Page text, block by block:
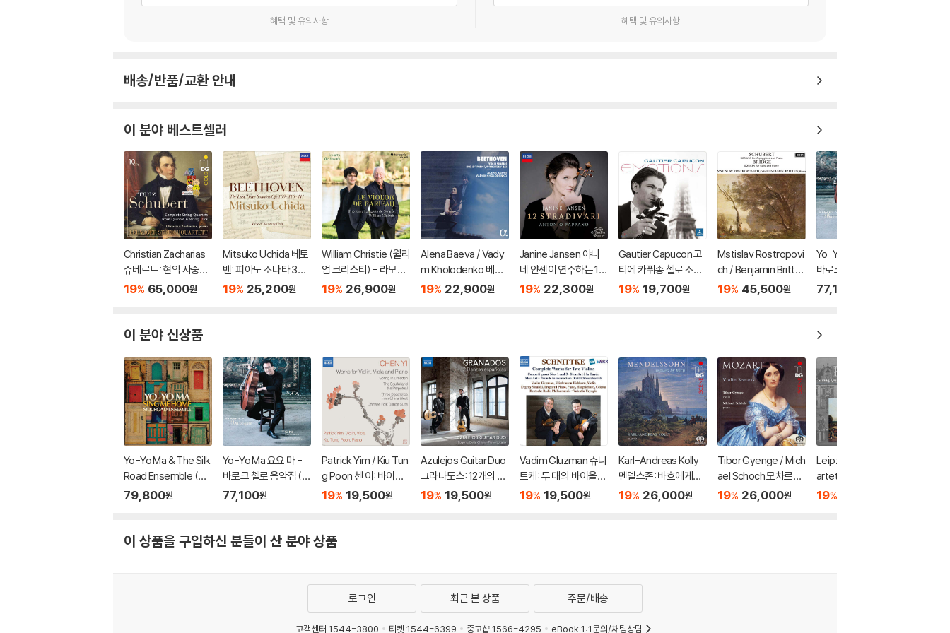
혜택 및 유의사항 혜택 및 유의사항
배송/반품/교환 안내
이 분야 베스트셀러
Christian Zacharias
슈베르트: 현악 사중주
전곡 외 (Schubert: C
& String Trios)
19% 65,000원
Mitsuko Uchida 베토
벤: 피아노 소나타 30-
32번 (Beethoven: Pi
19% 25,200원
William Christie (윌리
엄 크리스티) - 라모의
바이올린 (Le Violon
19% 26,900원
Alena Baeva / Vady
m Kholodenko 베토
벤: 바이올린 소나타 5
3)
19% 22,900원
Janine Jansen 야니
네 얀센이 연주하는 12
개의 스트라디바리 (12
19% 22,300원
Gautier Capucon 고
티에 카퓌송 첼로 소품
집 (Emotions)
19% 19,700원
Mstislav Rostropovi
ch / Benjamin Britte
n 슈베르트: 아르페지
19% 45,500원
Yo-Yo Ma 요요 마 -
바로크 첼로 음악집 (Si
mply Baroque) [청록
77,100
이 분야 신상품
Yo-Yo Ma & The Silk
Road Ensemble (요
요 마 & 실크로드 앙상
79,800원
Yo-Yo Ma 요요 마 -
바로크 첼로 음악집 (Si
mply Baroque) [청록
77,100원
Patrick Yim / Kiu Tun
g Poon 첸 이: 바이올
린, 비올라, 피아노 작
Piano)
19% 19,500원
Azulejos Guitar Duo
그라나도스: 12개의 스
페인 무곡, 스페인 카프
19% 19,500원
Vadim Gluzman 슈니
트케: 두 대의 바이올린
을 위한 작품집 (Schni
19% 19,500원
Karl-Andreas Kolly
멘델스존: 바흐에게서
영감을 얻은 피아노 작
19% 26,000원
Tibor Gyenge / Mich
ael Schoch 모차르트:
바이올린 소나타집 (M
19% 26,000원
Leipziger Streichqu
artett 하이든: 현악 사
중주 22집 (Haydn: St
19%
이 상품을 구입하신 분들이 산 분야 상품
로그인 최근 본 상품 주문/배송
고객센터 1544-3800 티켓 1544-6399 중고샵 1566-4295 eBook 1:1문의/채팅상담